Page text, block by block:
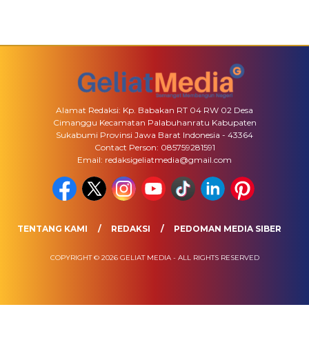
Alamat Redaksi: Kp. Babakan RT 04 RW 02 Desa
Cimanggu Kecamatan Palabuhanratu Kabupaten
Sukabumi Provinsi Jawa Barat Indonesia - 43364
Contact Person: 085759281591
Email: redaksigeliatmedia@gmail.com
TENTANG KAMI REDAKSI PEDOMAN MEDIA SIBER
COPYRIGHT © 2026 GELIAT MEDIA - ALL RIGHTS RESERVED